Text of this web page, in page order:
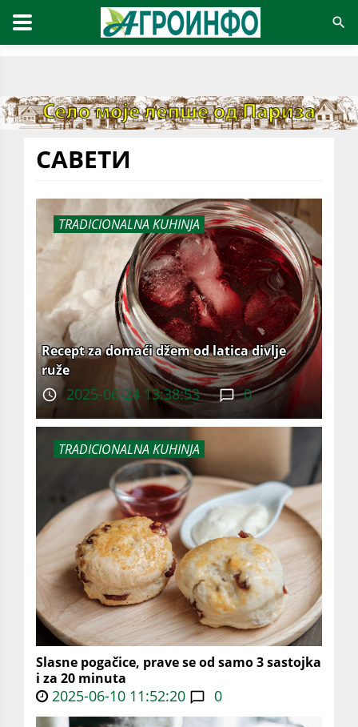
САВЕТИ
TRADICIONALNA KUHINJA
Recept za domaći džem od latica divlje
ruže
2025-06-24 13:38:53 0
TRADICIONALNA KUHINJA
Slasne pogačice, prave se od samo 3 sastojka
i za 20 minuta
2025-06-10 11:52:20 0